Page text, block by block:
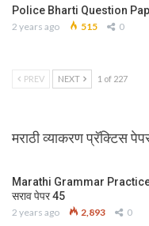
Police Bharti Question
2 years ago 515 0
PREV NEXT 1 of 227
मराठी व्याकरण प्रॅक्टिस
Marathi Grammar Practice
सराव पेपर 45
2 years ago 2,893 0